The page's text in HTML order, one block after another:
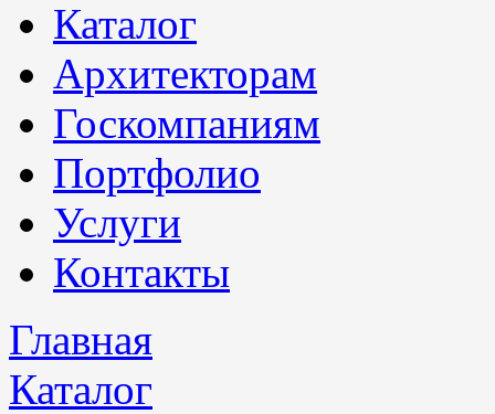
Каталог
Архитекторам
Госкомпаниям
Портфолио
Услуги
Контакты
Главная
Каталог